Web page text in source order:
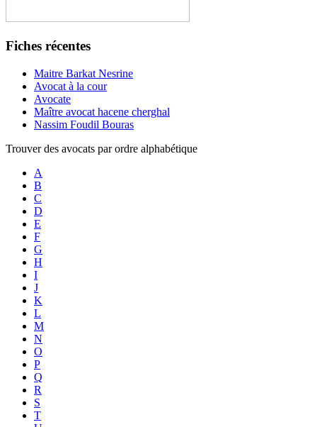
Fiches récentes
Maitre Barkat Nesrine
Avocat à la cour
Avocate
Maître avocat hacene cherghal
Nassim Foudil Bouras
Trouver des avocats par ordre alphabétique
A
B
C
D
E
F
G
H
I
J
K
L
M
N
O
P
Q
R
S
T